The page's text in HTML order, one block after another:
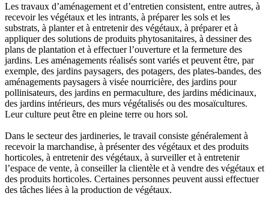
Les travaux d’aménagement et d’entretien consistent, entre autres, à
recevoir les végétaux et les intrants, à préparer les sols et les
substrats, à planter et à entretenir des végétaux, à préparer et à
appliquer des solutions de produits phytosanitaires, à dessiner des
plans de plantation et à effectuer l’ouverture et la fermeture des
jardins. Les aménagements réalisés sont variés et peuvent être, par
exemple, des jardins paysagers, des potagers, des plates-bandes, des
aménagements paysagers à visée nourricière, des jardins pour
pollinisateurs, des jardins en permaculture, des jardins médicinaux,
des jardins intérieurs, des murs végétalisés ou des mosaïcultures.
Leur culture peut être en pleine terre ou hors sol.
Dans le secteur des jardineries, le travail consiste généralement à
recevoir la marchandise, à présenter des végétaux et des produits
horticoles, à entretenir des végétaux, à surveiller et à entretenir
l’espace de vente, à conseiller la clientèle et à vendre des végétaux et
des produits horticoles. Certaines personnes peuvent aussi effectuer
des tâches liées à la production de végétaux.